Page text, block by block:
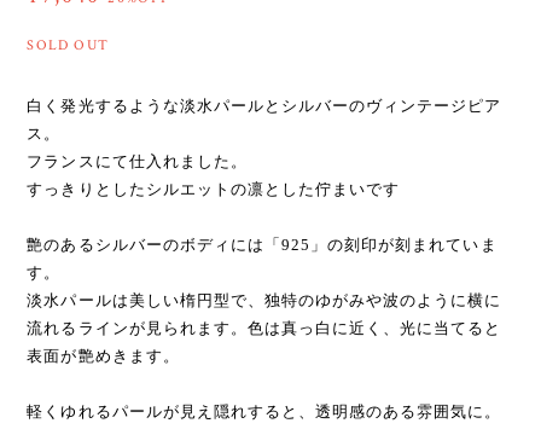
SOLD OUT
白く発光するような淡水パールとシルバーのヴィンテージピア
ス。
フランスにて仕入れました。
すっきりとしたシルエットの凛とした佇まいです
艶のあるシルバーのボディには「925」の刻印が刻まれていま
す。
淡水パールは美しい楕円型で、独特のゆがみや波のように横に
流れるラインが見られます。色は真っ白に近く、光に当てると
表面が艶めきます。
軽くゆれるパールが見え隠れすると、透明感のある雰囲気に。